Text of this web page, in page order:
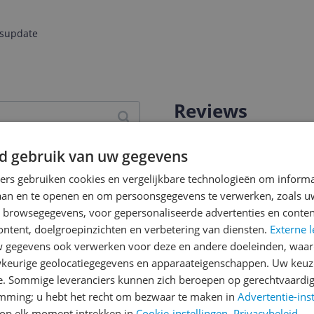
met zelftestf
Reviews
Heb jij dit product in bezit
met het schrijven van je
een review gemiddeld
andere bezoekers een
€250,-!Klik hier voor de
Cijfer
Welk cijfer geef jij dit
3
2
1
gebruik van uw gegevens
gebruiken cookies en vergelijkbare technologieën om
en te openen en om persoonsgegevens te verwerken, zoals
voor gepersonaliseerde advertenties en
doelgroepinzichten en verbetering van diensten. Externe
gegevens ook verwerken voor deze en andere doeleinden,
geolocatiegegevens en apparaateigenschappen. Uw
Sommige leveranciers kunnen zich beroepen op
u hebt het recht om bezwaar te maken in Advertentie-